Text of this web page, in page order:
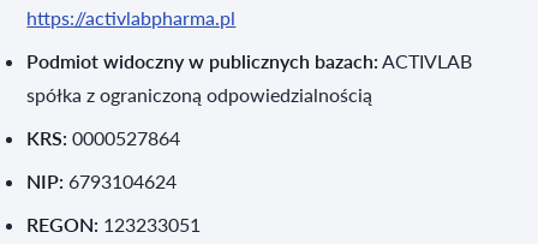
https://activlabpharma.pl
Podmiot widoczny w publicznych bazach: ACTIVLAB
spółka z ograniczoną odpowiedzialnością
KRS: 0000527864
NIP: 6793104624
REGON: 123233051